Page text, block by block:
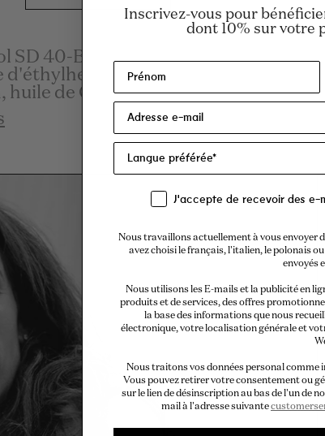
SD 40-B, parfum, eau, vanilline,
d'éthylhexyle, BHT,
huile de Cananga Od...
Inscrivez-vous pour
dont 10% sur votre
J'accepte de recevoir des e-
Nous travaillons actuellement à vous envoyer
avez choisi le français, l'italien, le polonais
envoyés
Nous utilisons les E-mails et la publicité en
produits et de services, des offres
la base des informations que nous
électronique, votre localisation générale et
Nous traitons vos données personal comme
Vous pouvez retirer votre consentement ou
sur le lien de désinscription au bas de l'un de
mail à l'adresse suivante